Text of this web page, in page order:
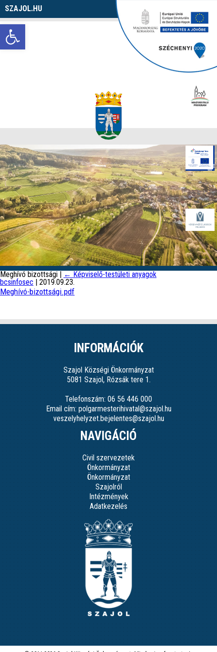
Eszköztár megnyitása
SZAJOL.HU
Meghívó bizottsági | ← Képviselő-testületi anyagok
bcsinfosec | 2019.09.23.
Meghívó-bizottsági.pdf
INFORMÁCIÓK
Szajol Községi Önkormányzat
5081 Szajol, Rózsák tere 1.
Telefonszám: 06 56 446 000
Email cím: polgarmesterihivatal@szajol.hu
veszelyhelyzet.bejelentes@szajol.hu
NAVIGÁCIÓ
Civil szervezetek
Önkormányzat
Önkormányzat
Szajolról
Intézmények
Adatkezelés